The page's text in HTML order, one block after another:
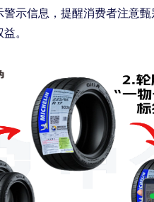
警示信息，提醒消费者注意
。